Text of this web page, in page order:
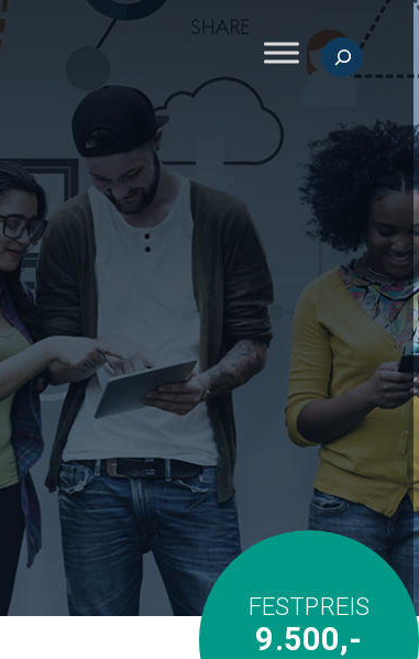
Suchen
FESTPREIS
9.500,-